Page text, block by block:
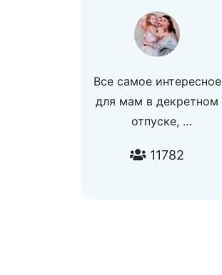
Все самое интересное
для мам в декретном
отпуске,
конфетками!
11782